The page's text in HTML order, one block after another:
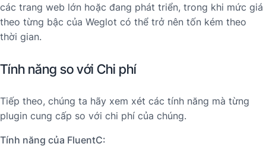
các trang web lớn hoặc đang phát triển, trong khi mức giá
theo từng bậc của Weglot có thể trở nên tốn kém theo
thời gian.
Tính năng so với Chi phí
Tiếp theo, chúng ta hãy xem xét các tính năng mà từng
plugin cung cấp so với chi phí của chúng.
Tính năng của FluentC: